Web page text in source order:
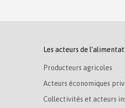
Les acteurs de
Producteurs agricoles
Acteurs économiques
Collectivités et acteurs